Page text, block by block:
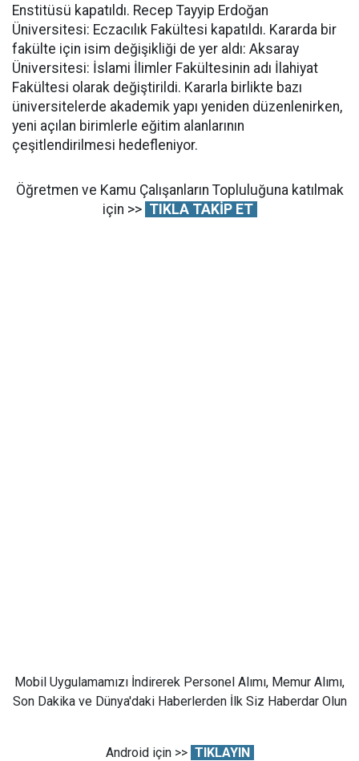
Enstitüsü kapatıldı. Recep Tayyip Erdoğan
Üniversitesi: Eczacılık Fakültesi kapatıldı. Kararda bir
fakülte için isim değişikliği de yer aldı: Aksaray
Üniversitesi: İslami İlimler Fakültesinin adı İlahiyat
Fakültesi olarak değiştirildi. Kararla birlikte bazı
üniversitelerde akademik yapı yeniden düzenlenirken,
yeni açılan birimlerle eğitim alanlarının
çeşitlendirilmesi hedefleniyor.
Öğretmen ve Kamu Çalışanların Topluluğuna katılmak
için >> TIKLA TAKİP ET
Mobil Uygulamamızı İndirerek Personel Alımı, Memur Alımı,
Son Dakika ve Dünya'daki Haberlerden İlk Siz Haberdar Olun
Android için >> TIKLAYIN